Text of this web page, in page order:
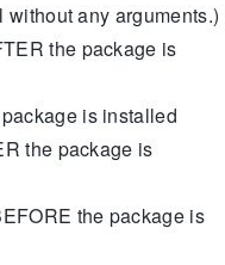
any arguments.)
the package is
is installed
the package is
the package is